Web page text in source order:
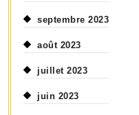
septembre 2023
août 2023
juillet 2023
juin 2023